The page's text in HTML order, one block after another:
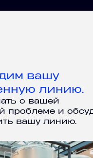
вашу
линию.
о вашей
проблеме и
вашу линию.